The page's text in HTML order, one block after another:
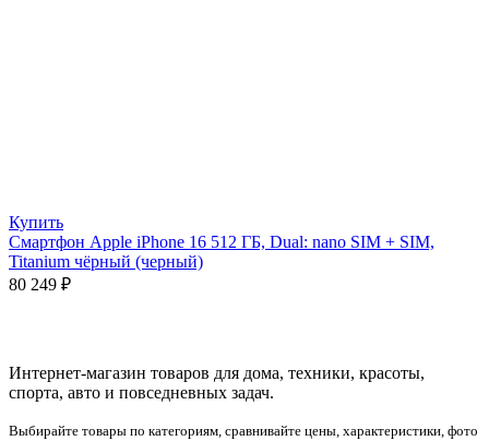
Купить
Смартфон Apple iPhone 16 512 ГБ, Dual: nano SIM + SIM,
Titanium чёрный (черный)
80 249 ₽
Интернет-магазин товаров для дома, техники, красоты,
спорта, авто и повседневных задач.
Выбирайте товары по категориям, сравнивайте цены, характеристики, фото